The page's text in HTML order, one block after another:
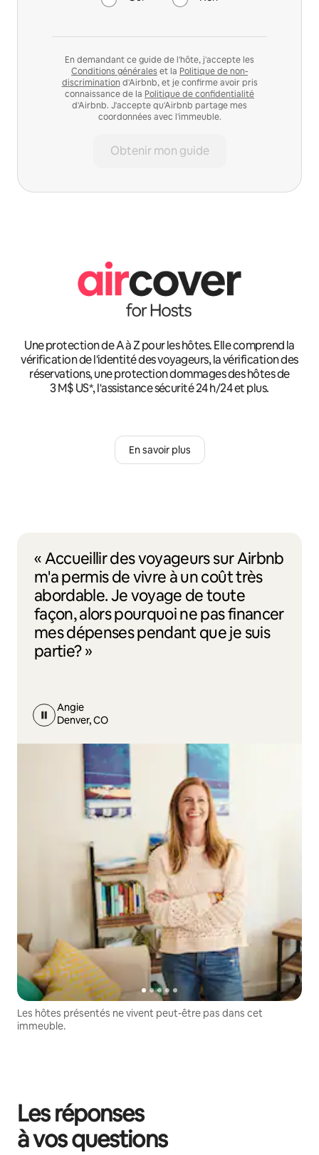
En demandant ce guide de l'hôte, j'accepte les
Conditions générales et la Politique de non-
discrimination d'Airbnb, et je confirme avoir pris
connaissance de la Politique de confidentialité
d'Airbnb. J'accepte qu'Airbnb partage mes
coordonnées avec l'immeuble.
Obtenir mon guide
Une protection de A à Z pour les hôtes. Elle comprend la
vérification de l'identité des voyageurs, la vérification des
réservations, une protection dommages des hôtes de
3 M$ US*, l'assistance sécurité 24 h/24 et plus.
En savoir plus
« Accueillir des voyageurs sur Airbnb
m'a permis de vivre à un coût très
abordable. Je voyage de toute
façon, alors pourquoi ne pas financer
mes dépenses pendant que je suis
partie? »
Angie
Denver, CO
Les hôtes présentés ne vivent peut-être pas dans cet
immeuble.
Les réponses
à vos questions